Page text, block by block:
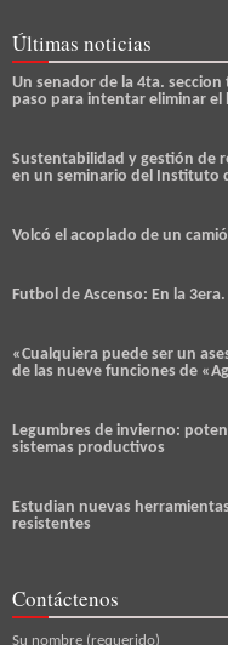
Últimas noticias
Un senador de la 4ta.
paso para intentar eliminar el
Sustentabilidad y gestión de
en un seminario del Instituto
Volcó el acoplado de un
Futbol de Ascenso: En la
«Cualquiera puede ser un
de las nueve funciones de
Legumbres de invierno:
sistemas productivos
Estudian nuevas
resistentes
Contáctenos
Su nombre (requerido)